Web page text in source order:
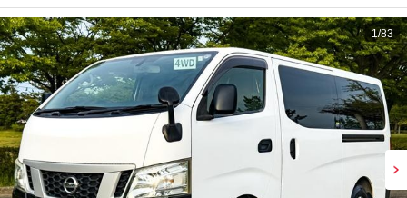
Ｖ フロントフォグランプ キーレス 修復歴無し パワーステア
リング パワーウインドウ エアコン（新潟県）
1/83